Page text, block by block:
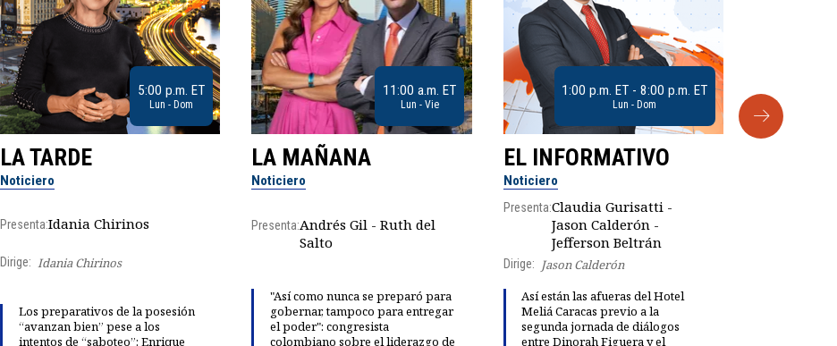
5:00 p.m. ET
Lun - Dom
LA TARDE
Noticiero
Presenta:Idania Chirinos
Dirige: Idania Chirinos
Los preparativos de la posesión
“avanzan bien” pese a los
intentos de “saboteo”: Enrique
11:00 a.m. ET
Lun - Vie
LA MAÑANA
Noticiero
Presenta:Andrés Gil - Ruth del
Salto
"Así como nunca se preparó para
gobernar, tampoco para entregar
el poder": congresista
colombiano sobre el liderazgo de
1:00 p.m. ET - 8:00 p.m. ET
Lun - Dom
EL INFORMATIVO
Noticiero
Presenta:Claudia Gurisatti -
Jason Calderón -
Jefferson Beltrán
Dirige:
Jason Calderón
Así están las afueras del Hotel
Meliá Caracas previo a la
segunda jornada de diálogos
entre Dinorah Figuera y el